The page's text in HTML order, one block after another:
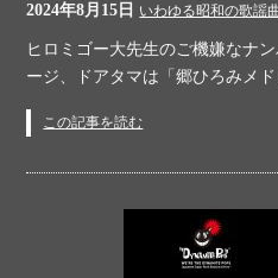
2024年8月15日 いわゆる昭和の歌謡
ヒロミゴー大先生のご機嫌なナ
ージ、ドアタマは「郷ひろみメ
この記事を読む